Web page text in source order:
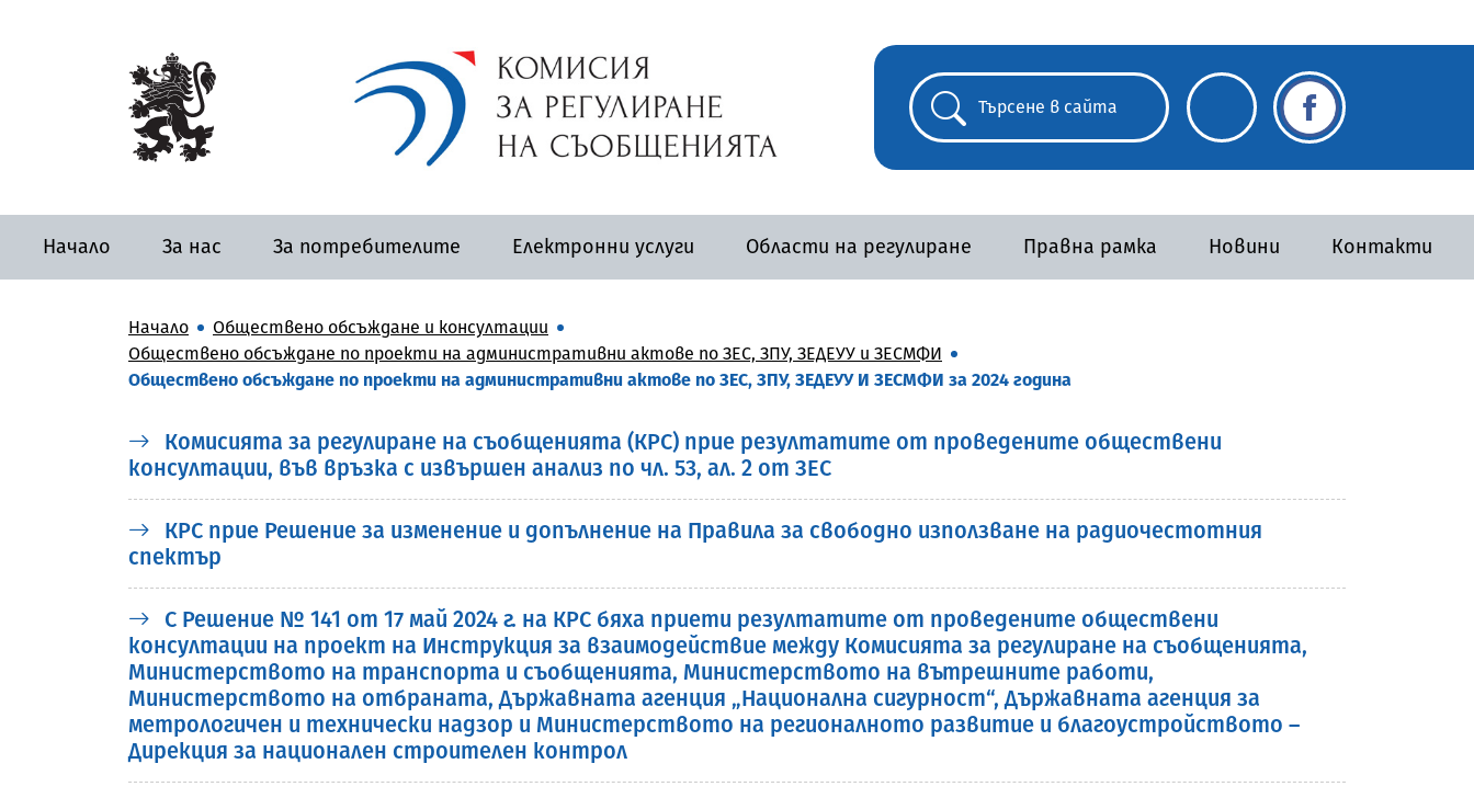
Начало За нас За потребителите Електронни услуги Области на регулиране Правна рамка Новини Контакти
Начало
Обществено обсъждане и консултации
Обществено обсъждане по проекти на административни актове по ЗЕС, ЗПУ, ЗЕДЕУУ и ЗЕСМФИ
Обществено обсъждане по проекти на административни актове по ЗЕС, ЗПУ, ЗЕДЕУУ И ЗЕСМФИ за 2024 година
Комисията за регулиране на съобщенията (КРС) прие резултатите от проведените обществени
консултации, във връзка с извършен анализ по чл. 53, ал. 2 от ЗЕС
КРС прие Решение за изменение и допълнение на Правила за свободно използване на радиочестотния
спектър
С Решение № 141 от 17 май 2024 г. на КРС бяха приети резултатите от проведените обществени
консултации на проект на Инструкция за взаимодействие между Комисията за регулиране на съобщенията,
Министерството на транспорта и съобщенията, Министерството на вътрешните работи,
Министерството на отбраната, Държавната агенция „Национална сигурност“, Държавната агенция за
метрологичен и технически надзор и Министерството на регионалното развитие и благоустройството –
Дирекция за национален строителен контрол